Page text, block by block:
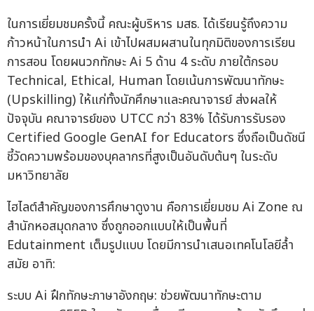
ในการเยี่ยมชมครั้งนี้ คณะผู้บริหาร มสธ. ได้เรียนรู้ถึงความ
ก้าวหน้าในการนำ Ai เข้าไปผสมผสานในทุกมิติของการเรียน
การสอน โดยผนวกทักษะ Ai 5 ด้าน 4 ระดับ ภายใต้กรอบ
Technical, Ethical, Human โดยเน้นการพัฒนาทักษะ
(Upskilling) ให้แก่ทั้งนักศึกษาและคณาจารย์ ส่งผลให้
ปัจจุบัน คณาจารย์ของ UTCC กว่า 83% ได้รับการรับรอง
Certified Google GenAI for Educators ซึ่งถือเป็นดัชนี
ชี้วัดความพร้อมของบุคลากรที่สูงเป็นอันดับต้นๆ ในระดับ
มหาวิทยาลัย
ไฮไลต์สำคัญของการศึกษาดูงาน คือการเยี่ยมชม Ai Zone ณ
สำนักหอสมุดกลาง ซึ่งถูกออกแบบให้เป็นพื้นที่
Edutainment เต็มรูปแบบ โดยมีการนำเสนอเทคโนโลยีล้ำ
สมัย อาทิ:
ระบบ Ai ฝึกทักษะภาษาอังกฤษ: ช่วยพัฒนาทักษะตาม